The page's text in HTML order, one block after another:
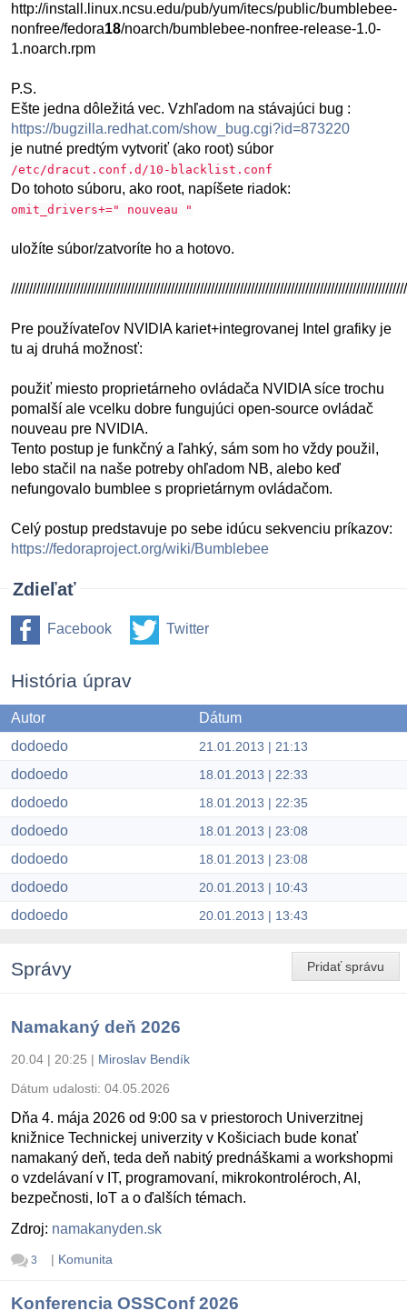
http://install.linux.ncsu.edu/pub/yum/itecs/public/bumblebee-
nonfree/fedora18/noarch/bumblebee-nonfree-release-1.0-
1.noarch.rpm
P.S.
Ešte jedna dôležitá vec. Vzhľadom na stávajúci bug :
https://bugzilla.redhat.com/show_bug.cgi?id=873220
je nutné predtým vytvoriť (ako root) súbor
/etc/dracut.conf.d/10-blacklist.conf
Do tohoto súboru, ako root, napíšete riadok:
omit_drivers+=" nouveau "
uložíte súbor/zatvoríte ho a hotovo.
Pre používateľov NVIDIA kariet+integrovanej Intel grafiky je
tu aj druhá možnosť:
použiť miesto proprietárneho ovládača NVIDIA síce trochu
pomalší ale vcelku dobre fungujúci open-source ovládač
nouveau pre NVIDIA.
Tento postup je funkčný a ľahký, sám som ho vždy použil,
lebo stačil na naše potreby ohľadom NB, alebo keď
nefungovalo bumblee s proprietárnym ovládačom.
Celý postup predstavuje po sebe idúcu sekvenciu príkazov:
https://fedoraproject.org/wiki/Bumblebee
Zdieľať
Facebook Twitter
História úprav
Autor
Dátum
dodoedo
21.01.2013 | 21:13
dodoedo 18.01.2013 | 22:33
dodoedo 18.01.2013 | 22:35
dodoedo 18.01.2013 | 23:08
dodoedo 18.01.2013 | 23:08
dodoedo 20.01.2013 | 10:43
dodoedo 20.01.2013 | 13:43
Pridať správu
Správy
Namakaný deň 2026
20.04 | 20:25 | Miroslav Bendík
Dátum udalosti: 04.05.2026
Dňa 4. mája 2026 od 9:00 sa v priestoroch Univerzitnej
knižnice Technickej univerzity v Košiciach bude konať
namakaný deň, teda deň nabitý prednáškami a workshopmi
o vzdelávaní v IT, programovaní, mikrokontroléroch, AI,
bezpečnosti, IoT a o ďalších témach.
Zdroj: namakanyden.sk
3 | Komunita
Konferencia OSSConf 2026